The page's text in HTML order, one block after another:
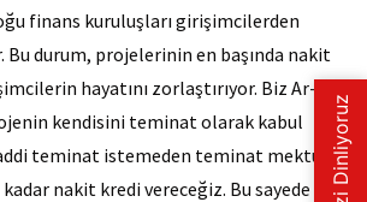
finans kuruluşları girişimcilerden
durum, projelerinin en başında nakit
hayatını zorlaştırıyor. Biz Ar-Ge
kendisini teminat olarak kabul
teminat istemeden teminat mektubu
nakit kredi vereceğiz. Bu sayede